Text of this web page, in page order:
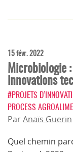
15 févr. 2022
Microbiologie
innovations
#PROJETS
PROCESS
ParAnaïs Guerin
Quel chemin